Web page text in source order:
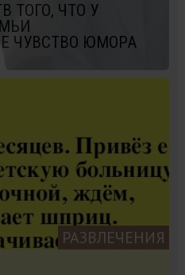
ТОГО, ЧТО У
ЧУВСТВО ЮМОРА
РАЗВЛЕЧЕНИЯ